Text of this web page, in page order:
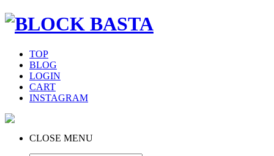
TOP
BLOG
LOGIN
CART
INSTAGRAM
CLOSE MENU